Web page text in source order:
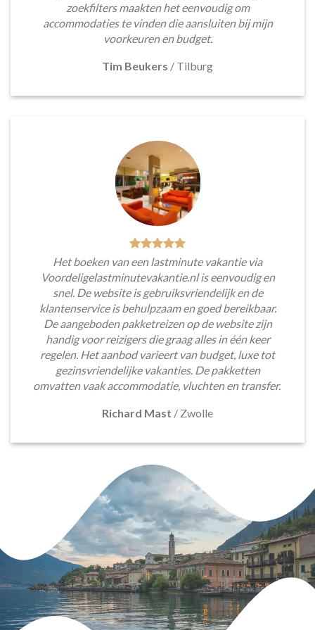
zoekfilters maakten het eenvoudig om
accommodaties te vinden die aansluiten bij mijn
voorkeuren en budget.
Tim Beukers / Tilburg
Het boeken van een lastminute vakantie via
Voordeligelastminutevakantie.nl is eenvoudig en
snel. De website is gebruiksvriendelijk en de
klantenservice is behulpzaam en goed bereikbaar.
De aangeboden pakketreizen op de website zijn
handig voor reizigers die graag alles in één keer
regelen. Het aanbod varieert van budget, luxe tot
gezinsvriendelijke vakanties. De pakketten
omvatten vaak accommodatie, vluchten en transfer.
Richard Mast / Zwolle